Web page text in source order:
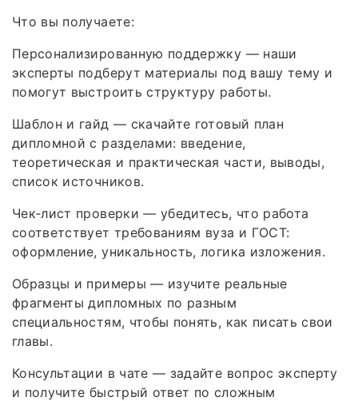
Что вы получаете:
Персонализированную поддержку — наши
эксперты подберут материалы под вашу тему и
помогут выстроить структуру работы.
Шаблон и гайд — скачайте готовый план
дипломной с разделами: введение,
теоретическая и практическая части, выводы,
список источников.
Чек‑лист проверки — убедитесь, что работа
соответствует требованиям вуза и ГОСТ:
оформление, уникальность, логика изложения.
Образцы и примеры — изучите реальные
фрагменты дипломных по разным
специальностям, чтобы понять, как писать свои
главы.
Консультации в чате — задайте вопрос эксперту
и получите быстрый ответ по сложным